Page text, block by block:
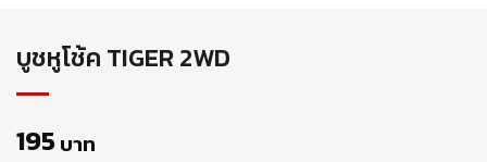
บูชหูโช้ค TIGER 2WD
195 บาท